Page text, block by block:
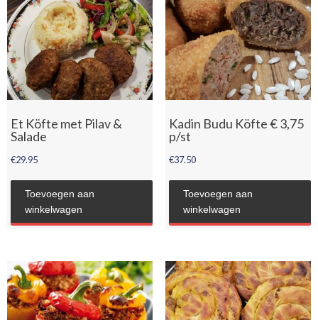
Et Köfte met Pilav &
Salade
€29.95
Toevoegen aan
winkelwagen
Kadin Budu Köfte € 3,75
p/st
€37.50
Toevoegen aan
winkelwagen